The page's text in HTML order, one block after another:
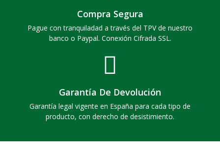
Compra Segura
Pague con tranquiladad a través del TPV de nuestro
banco o Paypal. Conexión Cifrada SSL.
Garantía De Devolución
Garantía legal vigente en España para cada tipo de
producto, con derecho de desistimiento.